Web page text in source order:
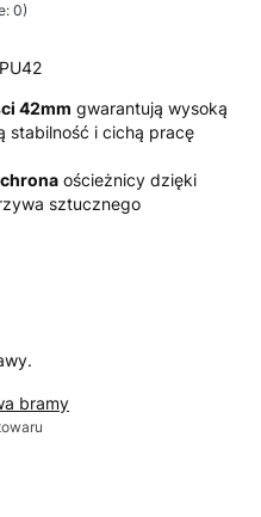
0)
42mm gwarantują wysoką
stabilność i cichą pracę
ościeżnicy dzięki
sztucznego
bramy